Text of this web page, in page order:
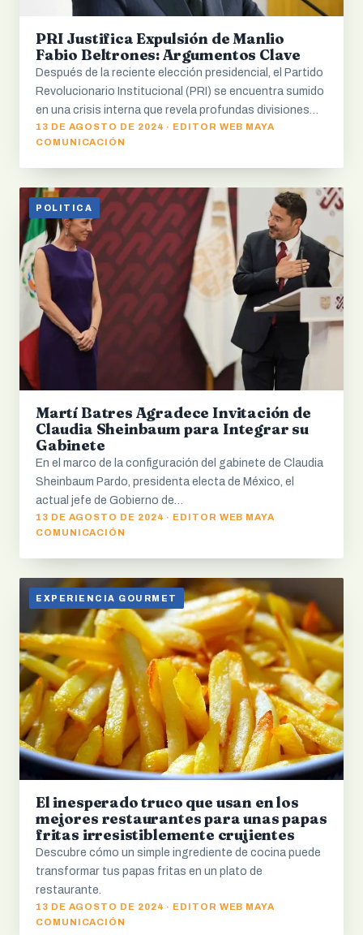
PRI Justifica Expulsión de Manlio
Fabio Beltrones: Argumentos Clave
Después de la reciente elección presidencial, el Partido
Revolucionario Institucional (PRI) se encuentra sumido
en una crisis interna que revela profundas divisiones…
13 DE AGOSTO DE 2024 · EDITOR WEB MAYA
COMUNICACIÓN
POLITICA
Martí Batres Agradece Invitación de
Claudia Sheinbaum para Integrar su
Gabinete
En el marco de la configuración del gabinete de Claudia
Sheinbaum Pardo, presidenta electa de México, el
actual jefe de Gobierno de…
13 DE AGOSTO DE 2024 · EDITOR WEB MAYA
COMUNICACIÓN
EXPERIENCIA GOURMET
El inesperado truco que usan en los
mejores restaurantes para unas papas
fritas irresistiblemente crujientes
Descubre cómo un simple ingrediente de cocina puede
transformar tus papas fritas en un plato de
restaurante.
13 DE AGOSTO DE 2024 · EDITOR WEB MAYA
COMUNICACIÓN